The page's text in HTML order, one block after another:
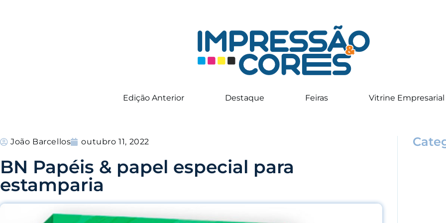
Edição Anterior Destaque Feiras Vitrine Empresarial
João Barcellos outubro 11, 2022
BN Papéis & papel especial para
estamparia